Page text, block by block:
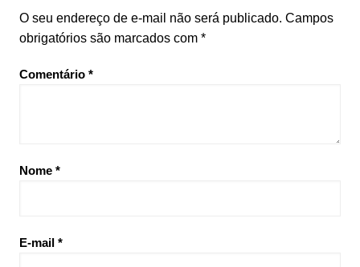
O seu endereço de e-mail não será publicado. Campos
obrigatórios são marcados com *
Comentário *
Nome *
E-mail *